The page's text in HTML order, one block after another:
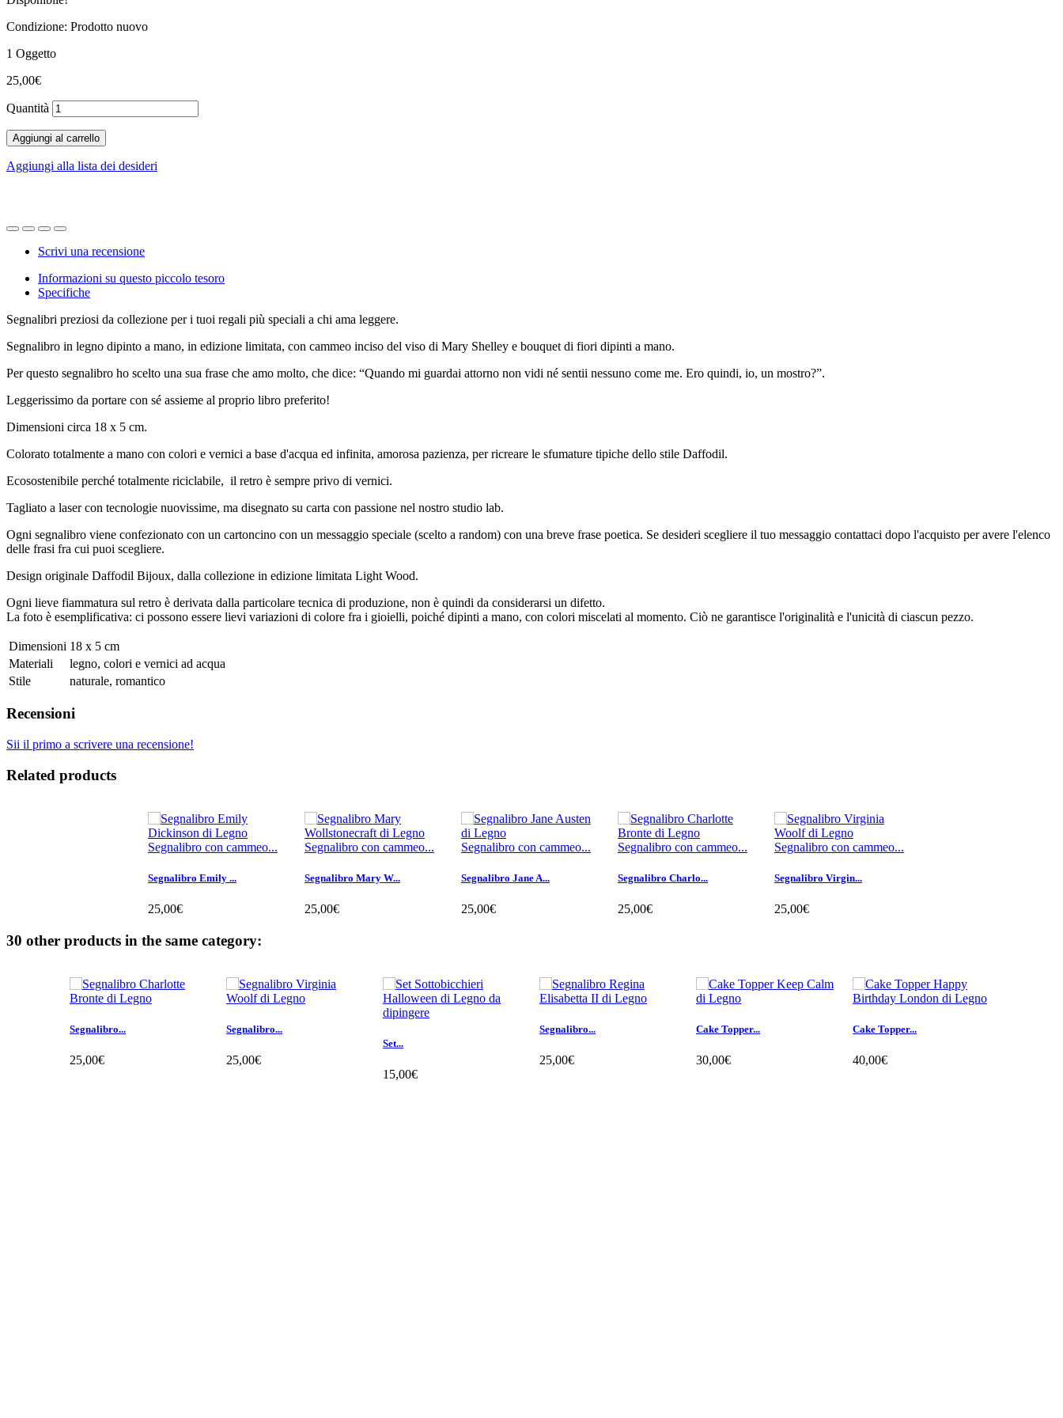
Condizione: Prodotto nuovo
1 Oggetto
25,00€
Quantità
Aggiungi al carrello
Aggiungi alla lista dei desideri
Scrivi una recensione
Informazioni su questo piccolo tesoro
Specifiche
Segnalibri preziosi da collezione per i tuoi regali più speciali a chi ama leggere.
Segnalibro in legno dipinto a mano, in edizione limitata, con cammeo inciso del viso di Mary Shelley e bouquet di fiori dipinti a mano.
Per questo segnalibro ho scelto una sua frase che amo molto, che dice: “Quando mi guardai attorno non vidi né sentii nessuno come me. Ero quindi, io, un mostro?”.
Leggerissimo da portare con sé assieme al proprio libro preferito!
Dimensioni circa 18 x 5 cm.
Colorato totalmente a mano con colori e vernici a base d'acqua ed infinita, amorosa pazienza, per ricreare le sfumature tipiche dello stile Daffodil.
Ecosostenibile perché totalmente riciclabile, il retro è sempre privo di vernici.
Tagliato a laser con tecnologie nuovissime, ma disegnato su carta con passione nel nostro studio lab.
Ogni segnalibro viene confezionato con un cartoncino con un messaggio speciale (scelto a random) con una breve frase poetica. Se desideri scegliere il tuo messaggio contattaci dopo l'acquisto per avere l'elenco
delle frasi fra cui puoi scegliere.
Design originale Daffodil Bijoux, dalla collezione in edizione limitata Light Wood.
Ogni lieve fiammatura sul retro è derivata dalla particolare tecnica di produzione, non è quindi da considerarsi un difetto.
La foto è esemplificativa: ci possono essere lievi variazioni di colore fra i gioielli, poiché dipinti a mano, con colori miscelati al momento. Ciò ne garantisce l'originalità e l'unicità di ciascun pezzo.
Dimensioni 18 x 5 cm
Materiali
legno, colori e vernici ad acqua
Stile
naturale, romantico
Recensioni
Sii il primo a scrivere una recensione!
Related products
Segnalibro con cammeo...
Segnalibro Emily ...
25,00€
Segnalibro con cammeo...
Segnalibro Mary W...
25,00€
Segnalibro con cammeo...
Segnalibro Jane A...
25,00€
Segnalibro con cammeo...
Segnalibro Charlo...
25,00€
Segnalibro con cammeo...
Segnalibro Virgin...
25,00€
30 other products in the same category:
Segnalibro...
25,00€
Segnalibro...
25,00€
Set...
15,00€
Segnalibro...
25,00€
Cake Topper...
30,00€
Cake Topper...
40,00€